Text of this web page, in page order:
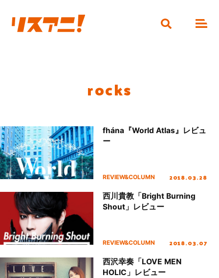
rocks
fhána『World Atlas』レビュ
ー
REVIEW&COLUMN 2018.03.28
西川貴教「Bright Burning
Shout」レビュー
REVIEW&COLUMN 2018.03.07
西沢幸奏「LOVE MEN
HOLIC」レビュー